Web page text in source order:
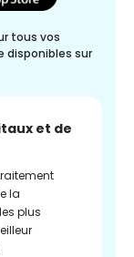
tous vos
disponibles sur
et de
la
plus